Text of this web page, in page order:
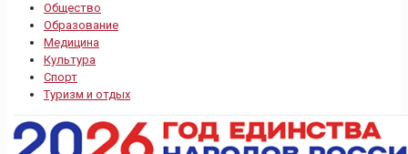
Общество
Образование
Медицина
Культура
Спорт
Туризм и отдых